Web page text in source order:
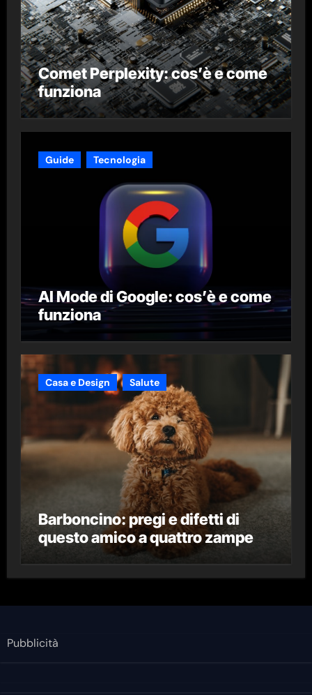
Comet Perplexity: cos’è e come
funziona
Guide Tecnologia
AI Mode di Google: cos’è e come
funziona
Casa e Design Salute
Barboncino: pregi e difetti di
questo amico a quattro zampe
Pubblicità